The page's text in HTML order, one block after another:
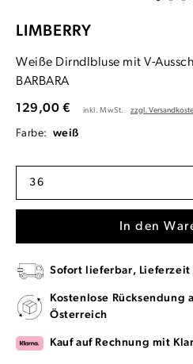
LIMBERRY
Weiße Dirndlbluse mit V-
BARBARA
129,00 € inkl. MwSt. zzgl.
Farbe: weiß
36
In den
Sofort lieferbar, Lieferzeit
Kostenlose Rücksendung
Österreich
Kauf auf Rechnung mit